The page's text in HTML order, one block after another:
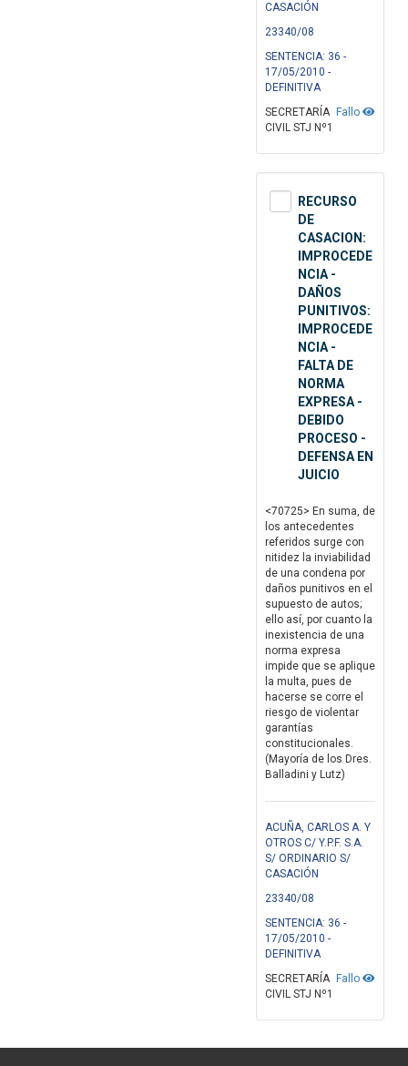
CASACIÓN
23340/08
SENTENCIA: 36 -
17/05/2010 -
DEFINITIVA
Fallo
SECRETARÍA
CIVIL STJ Nº1
RECURSO
DE
CASACION:
IMPROCEDE
NCIA -
DAÑOS
PUNITIVOS:
IMPROCEDE
NCIA -
FALTA DE
NORMA
EXPRESA -
DEBIDO
PROCESO -
DEFENSA EN
JUICIO
<70725> En suma, de
los antecedentes
referidos surge con
nitidez la inviabilidad
de una condena por
daños punitivos en el
supuesto de autos;
ello así, por cuanto la
inexistencia de una
norma expresa
impide que se aplique
la multa, pues de
hacerse se corre el
riesgo de violentar
garantías
constitucionales.
(Mayoría de los Dres.
Balladini y Lutz)
ACUÑA, CARLOS A. Y
OTROS C/ Y.P.F. S.A.
S/ ORDINARIO S/
CASACIÓN
23340/08
SENTENCIA: 36 -
17/05/2010 -
DEFINITIVA
Fallo
SECRETARÍA
CIVIL STJ Nº1